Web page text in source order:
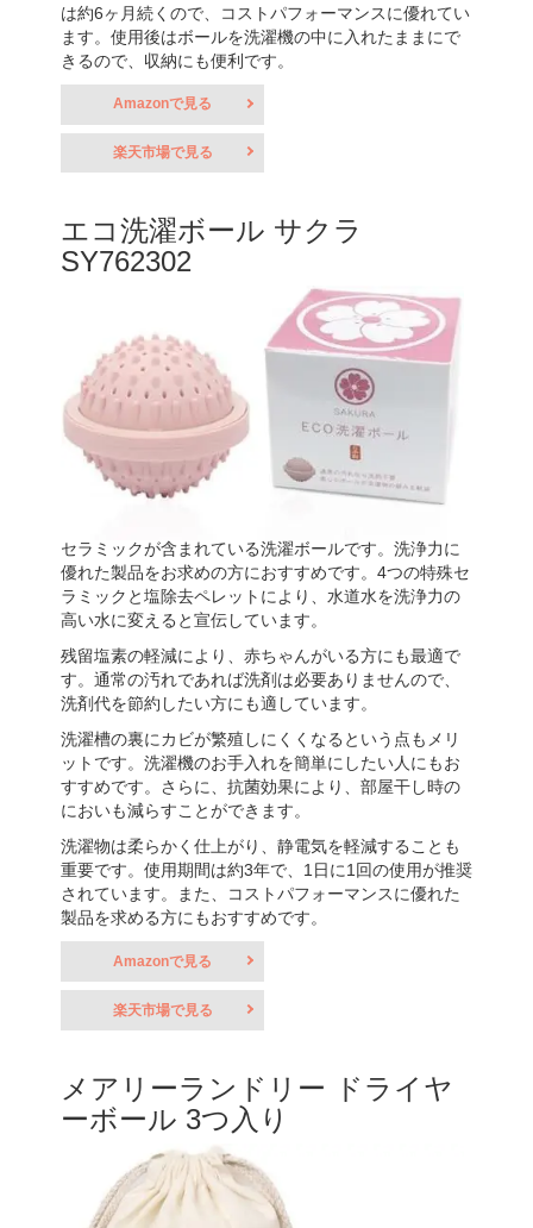
は約6ヶ月続くので、コストパフォーマンスに優れてい
ます。使用後はボールを洗濯機の中に入れたままにで
きるので、収納にも便利です。
Amazonで見る
楽天市場で見る
エコ洗濯ボール サクラ
SY762302
セラミックが含まれている洗濯ボールです。洗浄力に
優れた製品をお求めの方におすすめです。4つの特殊セ
ラミックと塩除去ペレットにより、水道水を洗浄力の
高い水に変えると宣伝しています。
残留塩素の軽減により、赤ちゃんがいる方にも最適で
す。通常の汚れであれば洗剤は必要ありませんので、
洗剤代を節約したい方にも適しています。
洗濯槽の裏にカビが繁殖しにくくなるという点もメリ
ットです。洗濯機のお手入れを簡単にしたい人にもお
すすめです。さらに、抗菌効果により、部屋干し時の
においも減らすことができます。
洗濯物は柔らかく仕上がり、静電気を軽減することも
重要です。使用期間は約3年で、1日に1回の使用が推奨
されています。また、コストパフォーマンスに優れた
製品を求める方にもおすすめです。
Amazonで見る
楽天市場で見る
メアリーランドリー ドライヤ
ーボール 3つ入り